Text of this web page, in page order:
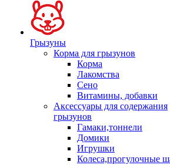
Грызуны
Корма для грызунов
Корма
Лакомства
Сено
Витамины, добавки
Аксессуары для содержания
грызунов
Гамаки,тоннели
Домики
Игрушки
Колеса,прогулочные